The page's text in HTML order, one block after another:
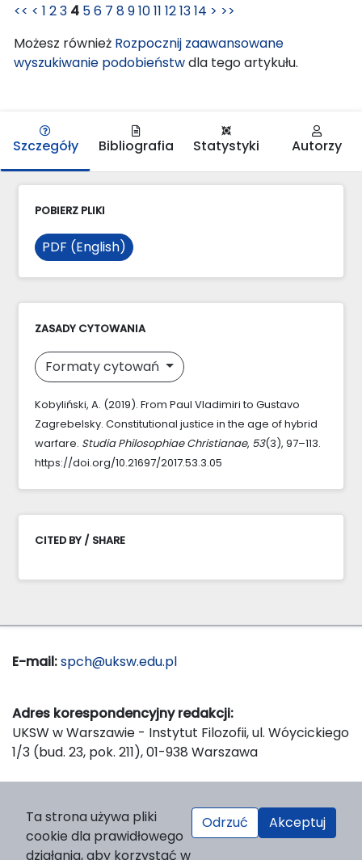
<< < 1 23 4 56 7 891011 121314 > >>
Możesz również Rozpocznij zaawansowane
wyszukiwanie podobieństwdla tego artykułu.
Szczegóły Bibliografia Statystyki Autorzy
POBIERZ PLIKI
PDF (English)
ZASADY CYTOWANIA
Formaty cytowań
Kobyliński, A. (2019). From Paul Vladimiri to Gustavo
Zagrebelsky. Constitutional justice in the age of hybrid
warfare. Studia Philosophiae Christianae, 53(3), 97–113.
https://doi.org/10.21697/2017.53.3.05
CITED BY / SHARE
E-mail:spch@uksw.edu.pl
Adres korespondencyjny redakcji:
UKSW w Warszawie - Instytut Filozofii, ul. Wóycickiego
1/3 (bud. 23, pok. 211), 01-938 Warszawa
Wydawnictwo Naukowe UKSW, ul. Dewajtis 5, domek
nr 2, 01-815 Warszawa
Ta strona używa pliki
cookie dla prawidłowego
działania, aby korzystać w
Odrzuć Akceptuj